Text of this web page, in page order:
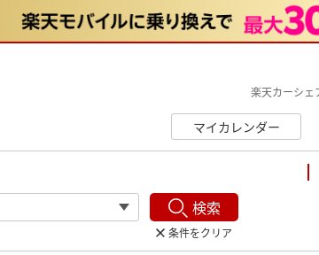
楽天カーシェ
マイカレンダー
検索
条件をクリア